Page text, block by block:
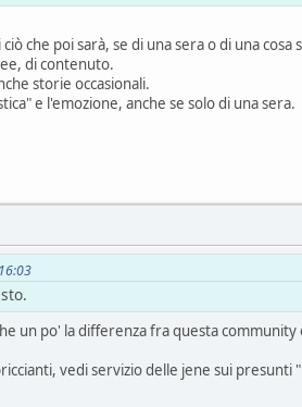
che poi sarà, se di una sera o di una cosa
di contenuto.
storie occasionali.
e l'emozione, anche se solo di una sera.
un po' la differenza fra questa
vedi servizio delle jene sui presunti